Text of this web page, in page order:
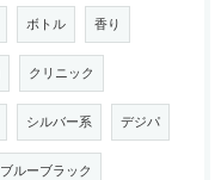
ボトル 香り
クリニック
シルバー系 デジパ
ブルーブラック